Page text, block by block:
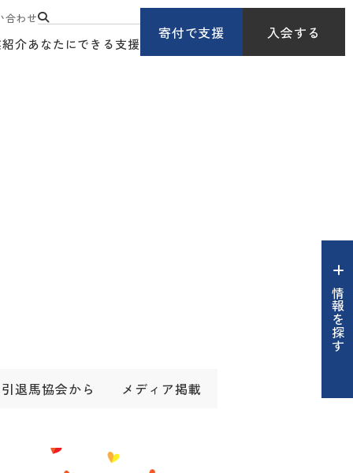
合わせ
介あなたにできる支援
寄付で支援 入会する
情報を探す
引退馬協会から メディア掲載